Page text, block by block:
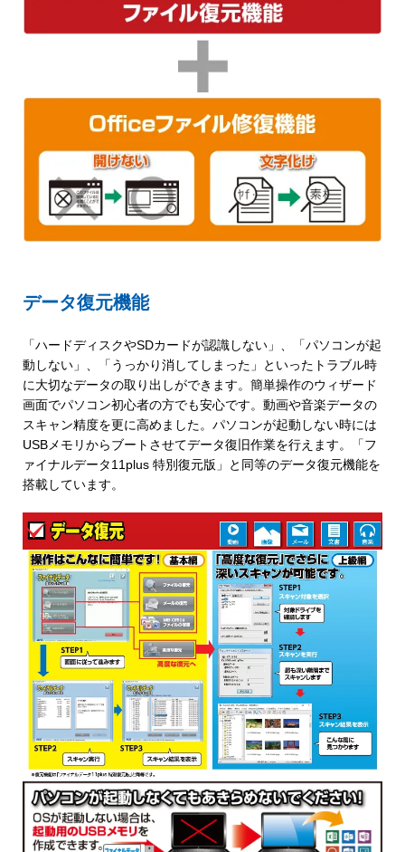
データ復元機能
「ハードディスクやSDカードが認識しない」、「パソコンが起
動しない」、「うっかり消してしまった」といったトラブル時
に大切なデータの取り出しができます。簡単操作のウィザード
画面でパソコン初心者の方でも安心です。動画や音楽データの
スキャン精度を更に高めました。パソコンが起動しない時には
USBメモリからブートさせてデータ復旧作業を行えます。「フ
ァイナルデータ11plus 特別復元版」と同等のデータ復元機能を
搭載しています。